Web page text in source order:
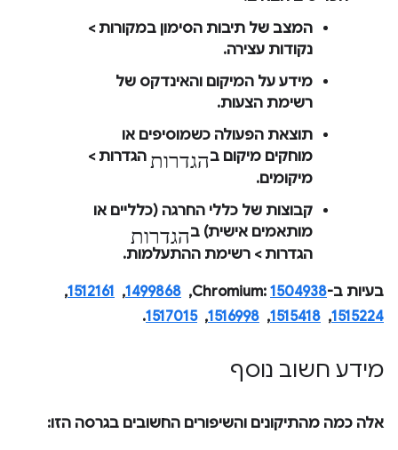
המצב של תיבות הסימון במקורות >
נקודות עצירה.
מידע על המיקום והאינדקס של
רשימת הצעות.
תוצאת הפעולה כשמוסיפים או
מוחקים מיקום בהגדרות הגדרות >
מיקומים.
קבוצות של כללי החרגה (כלליים או
מותאמים אישית) בהגדרות
הגדרות > רשימת ההתעלמות.
בעיות ב-Chromium:1504938
, ‏
1499868
, ‏
1512161
, ‏
1515224
, ‏
1515418
, ‏
1516998
, ‏
1517015
.
מידע חשוב נוסף
אלה כמה מהתיקונים והשיפורים החשובים בגרסה הזו: